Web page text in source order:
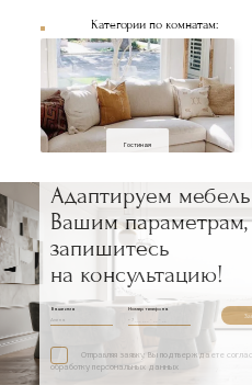
Категории по комнатам:
Гостиная
Адаптируем
Вашим параметрам,
запишитесь
на консультацию!
Ваше имя Номер телефона
Отправляя заявку, Вы подтверждаете
обработку персональных данных